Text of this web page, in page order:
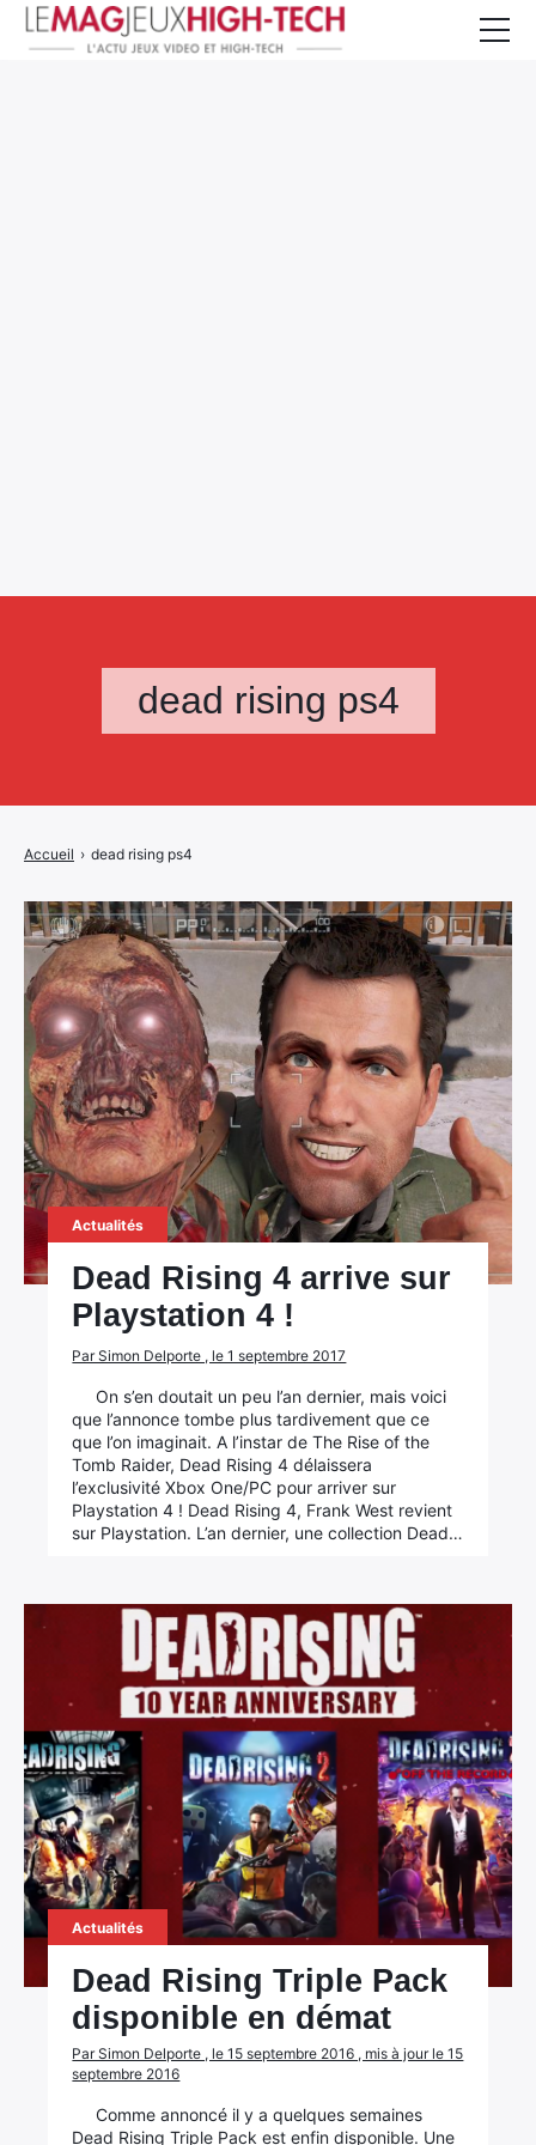
dead rising ps4
Accueil › dead rising ps4
Actualités
Dead Rising 4 arrive sur
Playstation 4 !
Par Simon Delporte , le 1 septembre 2017
On s’en doutait un peu l’an dernier, mais voici
que l’annonce tombe plus tardivement que ce
que l’on imaginait. A l’instar de The Rise of the
Tomb Raider, Dead Rising 4 délaissera
l’exclusivité Xbox One/PC pour arriver sur
Playstation 4 ! Dead Rising 4, Frank West revient
sur Playstation. L’an dernier, une collection Dead…
Actualités
Dead Rising Triple Pack
disponible en démat
Par Simon Delporte , le 15 septembre 2016 , mis à jour le 15
septembre 2016
Comme annoncé il y a quelques semaines
Dead Rising Triple Pack est enfin disponible. Une